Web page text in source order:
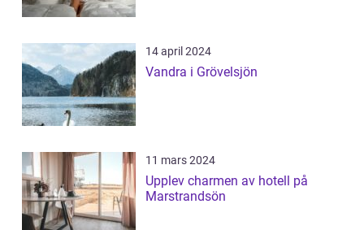
14 april 2024
Vandra i Grövelsjön
11 mars 2024
Upplev charmen av hotell på
Marstrandsön